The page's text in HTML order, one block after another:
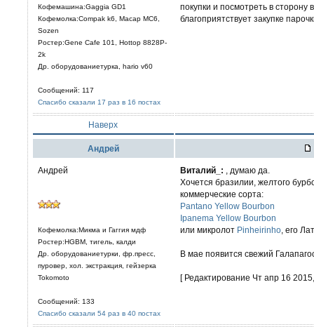
Кофемашина:Gaggia GD1
Кофемолка:Compak k6, Macap MC6,
Sozen
Ростер:Gene Cafe 101, Hottop 8828P-
2k
Др. оборудованиетурка, hario v60
Сообщений: 117
Спасибо сказали 17 раз в 16 постах
покупки и посмотреть в сторону
благоприятствует закупке
Наверх
Aндрей
Андрей
Кофемолка:Микма и Гаггия мдф
Ростер:HGBM, тигель, калди
Др. оборудованиетурки, фр.пресс,
пуровер, хол. экстракция, гейзерка
Tokomoto
Сообщений: 133
Спасибо сказали 54 раз в 40 постах
Виталий_: , думаю да.
Хочется бразилии, желтого
коммерческие сорта:
Pantano Yellow Bourbon
Ipanema Yellow Bourbon
или микролот Pinheirinho , его
В мае появится свежий
[ Редактирование Чт апр 16